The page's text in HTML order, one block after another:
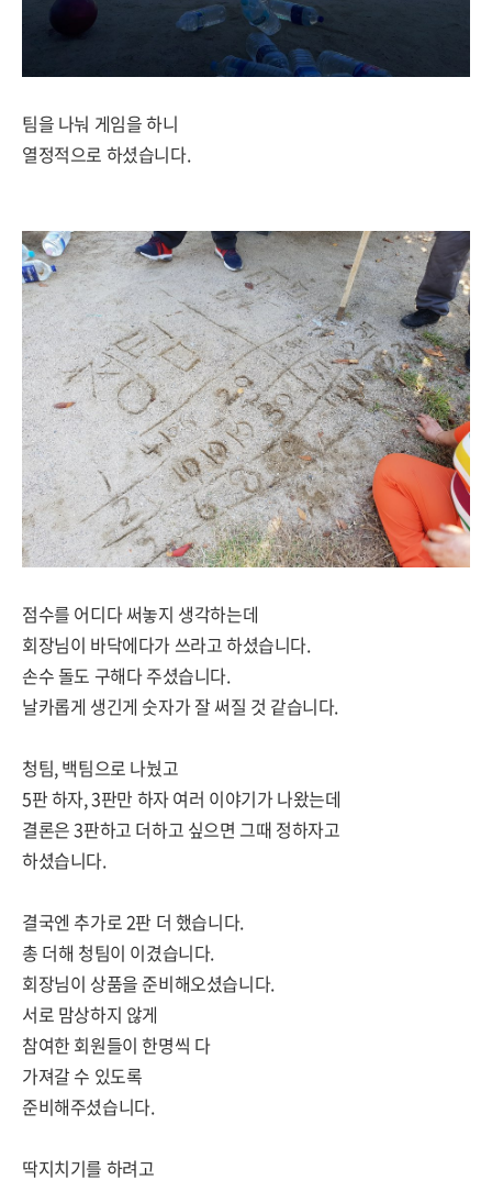
팀을 나눠 게임을 하니
열정적으로 하셨습니다.
점수를 어디다 써놓지 생각하는데
회장님이 바닥에다가 쓰라고 하셨습니다.
손수 돌도 구해다 주셨습니다.
날카롭게 생긴게 숫자가 잘 써질 것 같습니다.
청팀, 백팀으로 나눴고
5판 하자, 3판만 하자 여러 이야기가 나왔는데
결론은 3판하고 더하고 싶으면 그때 정하자고
하셨습니다.
결국엔 추가로 2판 더 했습니다.
총 더해 청팀이 이겼습니다.
회장님이 상품을 준비해오셨습니다.
서로 맘상하지 않게
참여한 회원들이 한명씩 다
가져갈 수 있도록
준비해주셨습니다.
딱지치기를 하려고